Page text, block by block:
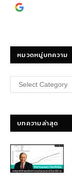
หมวดหมู่บทความ
หมวด
หมู่
บทความล่าสุด